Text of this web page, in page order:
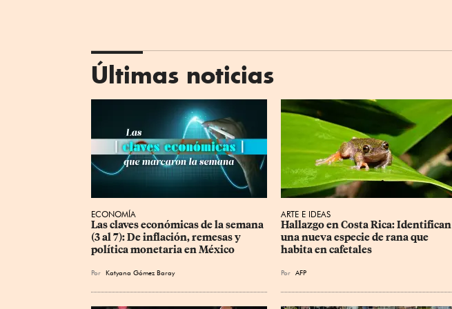
Últimas noticias
ECONOMÍA
Las claves económicas de la semana
(3 al 7): De inflación, remesas y
política monetaria en México
Por Katyana Gómez Baray
ARTE E IDEAS
Hallazgo en Costa Rica: Identifican
una nueva especie de rana que
habita en cafetales
Por AFP